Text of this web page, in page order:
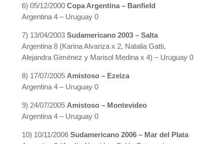
6) 05/12/2000 Copa Argentina – Banfield
Argentina 4 – Uruguay 0
7) 13/04/2003 Sudamericano 2003 – Salta
Argentina 8 (Karina Alvariza x 2, Natalia Gatti,
Alejandra Giménez y Marisol Medina x 4) – Uruguay 0
8) 17/07/2005 Amistoso – Ezeiza
Argentina 4 – Uruguay 0
9) 24/07/2005 Amistoso – Montevideo
Argentina 4 – Uruguay 0
10) 10/11/2006 Sudamericano 2006 – Mar del Plata